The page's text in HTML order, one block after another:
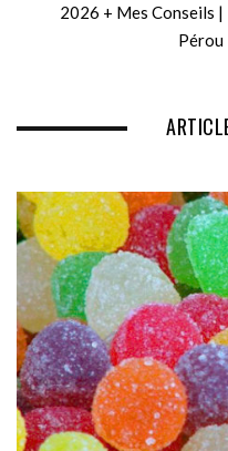
e
2026 + Mes Conseils |
Pérou